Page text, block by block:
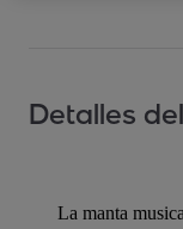
Detalles
La manta